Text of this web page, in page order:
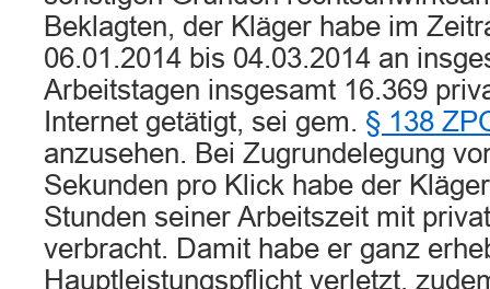
Beklagten, der Kläger habe im
06.01.2014 bis 04.03.2014 an
Arbeitstagen insgesamt 16.369
Internet getätigt, sei gem. § 138
anzusehen. Bei Zugrundelegung
Sekunden pro Klick habe der
Stunden seiner Arbeitszeit mit
verbracht. Damit habe er ganz
Hauptleistungspflicht verletzt,